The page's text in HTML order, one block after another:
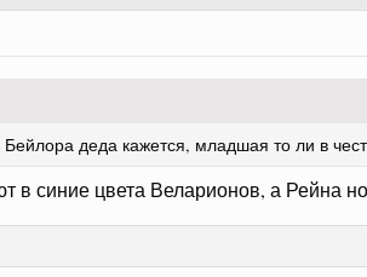
деда кажется, младшая то ли в
в синие цвета Веларионов, а Рейна